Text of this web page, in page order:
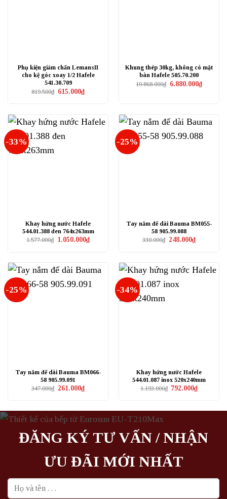
Phụ kiện giảm chấn LemansII
cho kệ góc xoay 1/2 Hafele
541.30.709
819.500₫ Giá
615.000₫Giá
hiện
Khung thép 30kg, không có mặt
bàn Hafele 505.70.200
10.868.000₫ Giá
6.880.000₫Giá
hiện
-33%
Khay hứng nước Hafele
544.01.388 đen 764x263mm
1.577.000₫ Giá
1.050.000₫Giá
hiện
-25%
Tay nắm đế dài Bauma BM055-
58 905.99.088
330.000₫ Giá
248.000₫Giá
hiện
-25%
Tay nắm đế dài Bauma BM066-
58 905.99.091
347.000₫ Giá
261.000₫Giá
hiện
261.000₫.
-34%
Khay hứng nước Hafele
544.01.087 inox 520x240mm
1.193.000₫ Giá
792.000₫Giá
hiện
792.000₫.
ĐĂNG KÝ TƯ VẤN / NHẬN
ƯU ĐÃI MỚI NHẤT